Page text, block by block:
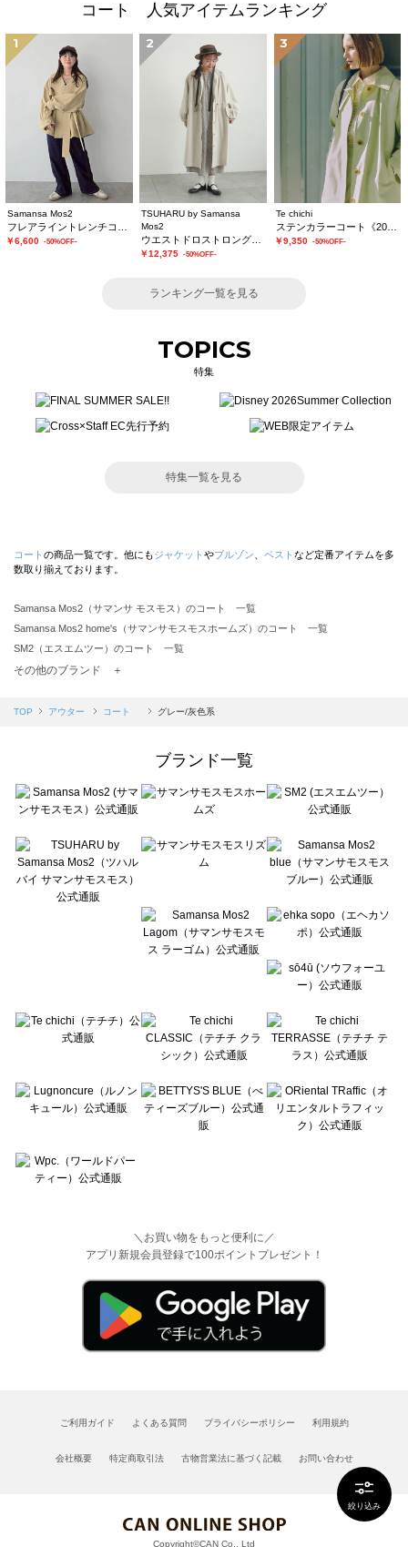
絞り込み
コート 人気アイテムランキング
1
Samansa Mos2
￥6,600 -50%OFF-
2
TSUHARU by Samansa
Mos2
￥12,375 -50%OFF-
3
Te chichi
ステンカラーコート《2026 spring catalog item》
￥9,350 -50%OFF-
ランキング一覧を見る
TOPICS
特集
特集一覧を見る
コート の商品一覧です。他にもジャケット やブルゾン ベスト など定番アイテムを多
数取り揃えております。
Samansa Mos2（サマンサ モスモス）のコート 一覧
Samansa Mos2 home's（サマンサモスモスホームズ）のコート 一覧
SM2（エスエムツー）のコート 一覧
TSUHARU by Samansa Mos2（ツハルバイサマンサモスモス）のコート 一覧
Samansa Mos2 blue（サマンサモスモス ブルー）のコート 一覧
sō4ū（ソウフォーユー）のコート 一覧
Te chichi（テチチ）のコート 一覧
Te chichi CLASSIC（テチチ クラシック）のコート 一覧
Lugnoncure（ルノンキュール）のコート 一覧
BETTY'S BLUE（べティーズブルー）のコート 一覧
Wpc.（ワールドパーティー）のコート 一覧
その他のブランド ＋
TOP アウター コート グレー/灰色系
ブランド一覧
＼お買い物をもっと便利に／
アプリ新規会員登録で100ポイントプレゼント！
ご利用ガイド よくある質問 プライバシーポリシー 利用規約
会社概要 特定商取引法 古物営業法に基づく記載 お問い合わせ
Copyright©CAN Co., Ltd